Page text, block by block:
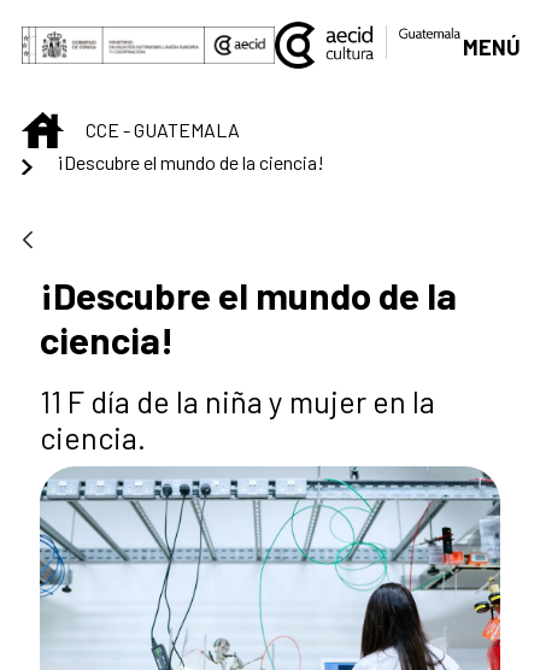
Skip to Main Content
MENÚ
INICIOCCE - GUATEMALA
¡Descubre el mundo de la ciencia!
¡Descubre el mundo de la
ciencia!
11 F día de la niña y mujer en la
ciencia.